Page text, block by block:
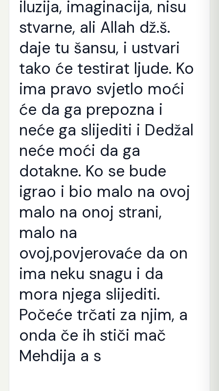
iluzija, imaginacija, nisu
stvarne, ali Allah dž.š.
daje tu šansu, i ustvari
tako će testirat ljude. Ko
ima pravo svjetlo moći
će da ga prepozna i
neće ga slijediti i Dedžal
neće moći da ga
dotakne. Ko se bude
igrao i bio malo na ovoj
malo na onoj strani,
malo na
ovoj,povjerovaće da on
ima neku snagu i da
mora njega slijediti.
Počeće trčati za njim, a
onda če ih stiči mač
Mehdija a s